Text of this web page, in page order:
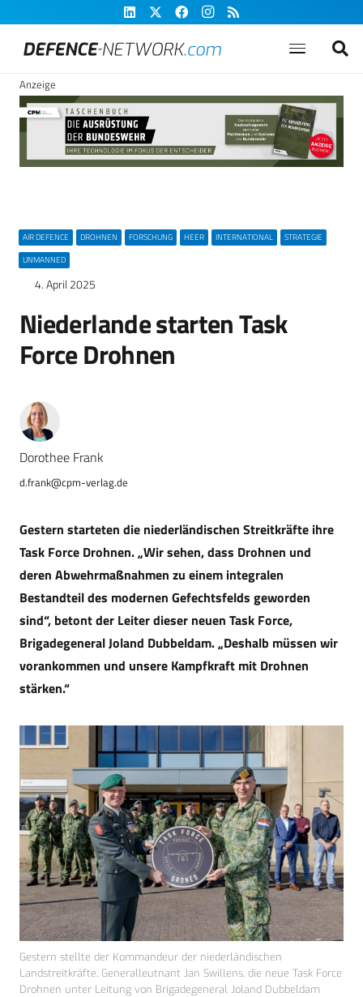
Anzeige
AIR DEFENCE DROHNEN FORSCHUNG HEER INTERNATIONAL
STRATEGIE
UNMANNED
4. April 2025
Niederlande starten Task
Force Drohnen
Dorothee Frank
d.frank@cpm-verlag.de
Gestern starteten die niederländischen Streitkräfte ihre
Task Force Drohnen. „Wir sehen, dass Drohnen und
deren Abwehrmaßnahmen zu einem integralen
Bestandteil des modernen Gefechtsfelds geworden
sind“, betont der Leiter dieser neuen Task Force,
Brigadegeneral Joland Dubbeldam. „Deshalb müssen wir
vorankommen und unsere Kampfkraft mit Drohnen
stärken.“
Gestern stellte der Kommandeur der niederländischen
Landstreitkräfte, Generalleutnant Jan Swillens, die neue Task Force
Drohnen unter Leitung von Brigadegeneral Joland Dubbeldam